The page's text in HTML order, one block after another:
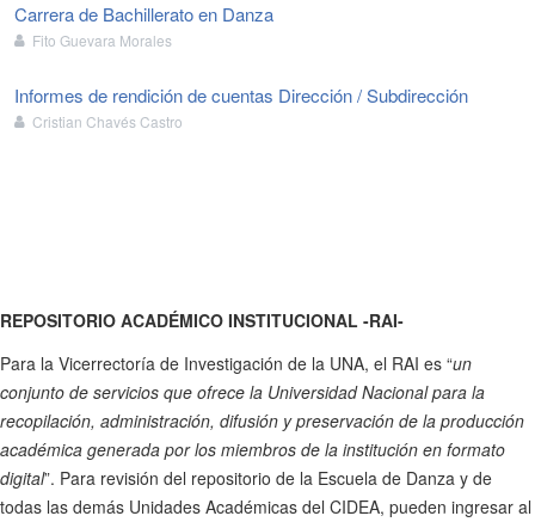
Carrera de Bachillerato en Danza
Fito Guevara Morales
Informes de rendición de cuentas Dirección / Subdirección
Cristian Chavés Castro
REPOSITORIO ACADÉMICO INSTITUCIONAL -RAI-
Para la Vicerrectoría de Investigación de la UNA, el RAI es “un
conjunto de servicios que ofrece la Universidad Nacional para la
recopilación, administración, difusión y preservación de la producción
académica generada por los miembros de la institución en formato
digital”. Para revisión del repositorio de la Escuela de Danza y de
todas las demás Unidades Académicas del CIDEA, pueden ingresar al